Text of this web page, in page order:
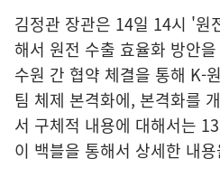
김정관 장관은 14일 14시 '원
해서 원전 수출 효율화 방안
수원 간 협약 체결을 통해 K-
팀 체제 본격화에, 본격화를
서 구체적 내용에 대해서는
이 백블을 통해서 상세한 내